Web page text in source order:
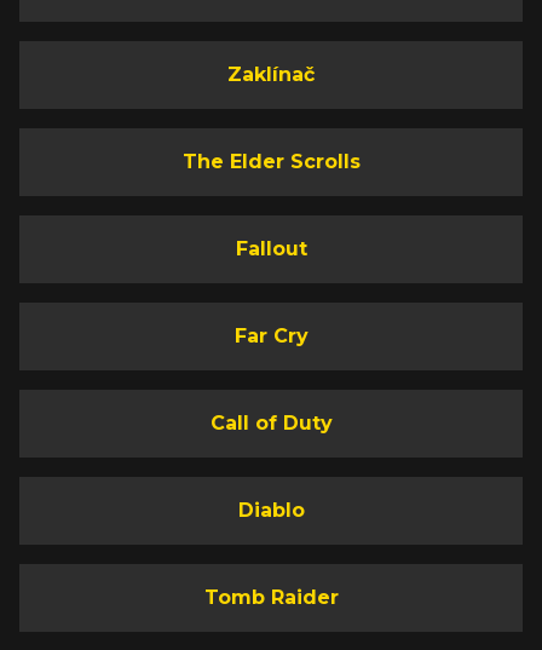
Zaklínač
The Elder Scrolls
Fallout
Far Cry
Call of Duty
Diablo
Tomb Raider